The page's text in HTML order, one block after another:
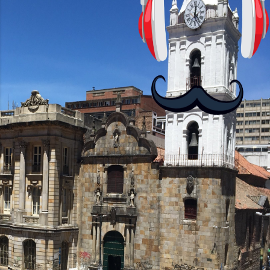
antes nos enseñó francés, ahora nos
convierta en jugadores de ajedrez? Aún
no podrás jugar contra otros humanos
La aplicación Duolingo fue lanzada en
2012 y cuenta con más de 37 millones
de usuarios activos diarios. Desde 2022,
ha empeza...